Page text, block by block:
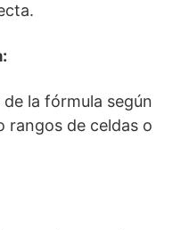
la fórmula según
rangos de celdas o